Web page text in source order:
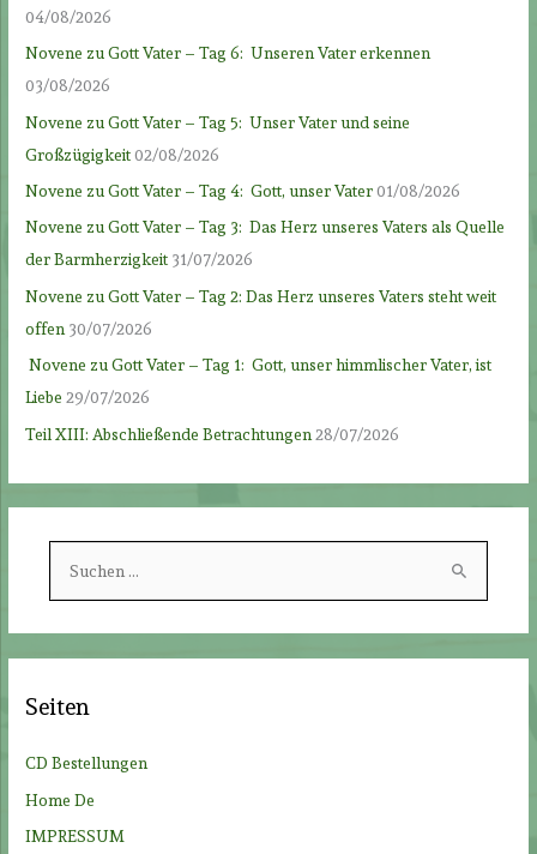
04/08/2026
Novene zu Gott Vater – Tag 6: Unseren Vater erkennen
03/08/2026
Novene zu Gott Vater – Tag 5: Unser Vater und seine
Großzügigkeit02/08/2026
Novene zu Gott Vater – Tag 4: Gott, unser Vater01/08/2026
Novene zu Gott Vater – Tag 3: Das Herz unseres Vaters als Quelle
der Barmherzigkeit 31/07/2026
Novene zu Gott Vater – Tag 2: Das Herz unseres Vaters steht weit
offen 30/07/2026
Novene zu Gott Vater – Tag 1: Gott, unser himmlischer Vater, ist
Liebe 29/07/2026
Teil XIII: Abschließende Betrachtungen 28/07/2026
n
h
Seiten
CD Bestellungen
Home De
IMPRESSUM